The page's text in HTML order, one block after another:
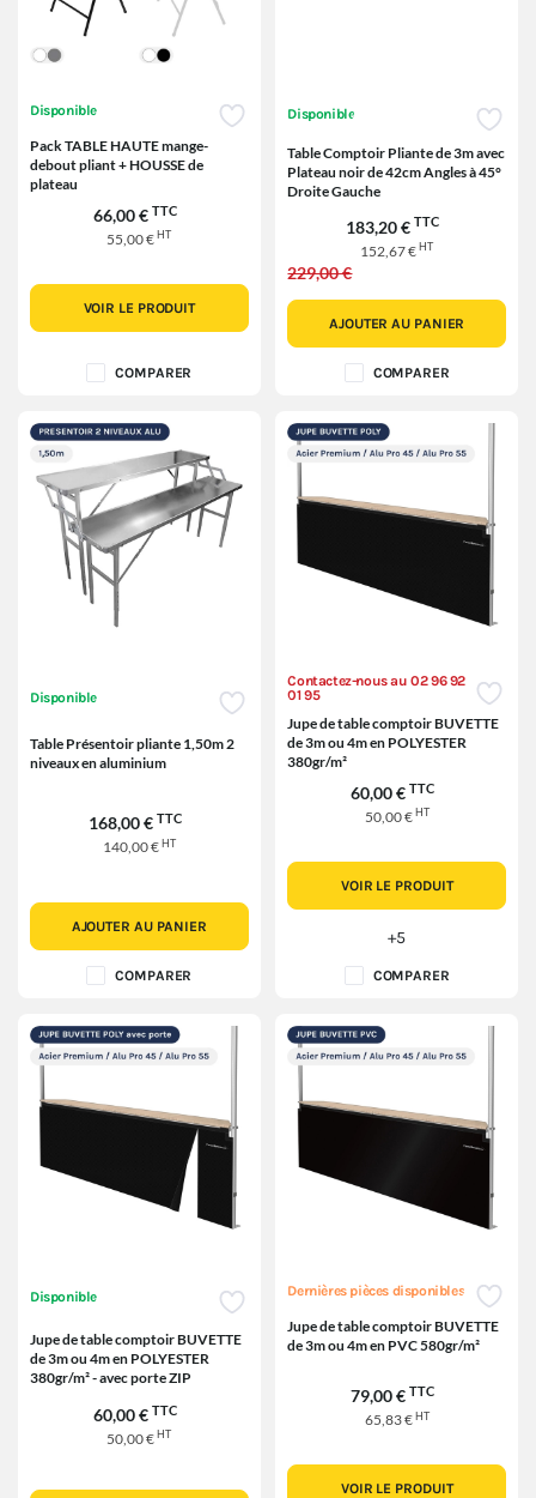
Disponible
Pack TABLE HAUTE mange-
debout pliant + HOUSSE de
plateau
66,00 € TTC
55,00 €HT
VOIR LE PRODUIT
COMPARER
Disponible
Table Comptoir Pliante de 3m avec
Plateau noir de 42cm Angles à 45°
Droite Gauche
183,20 € TTC
152,67 €HT
229,00 €
AJOUTER AU PANIER
COMPARER
Disponible
Table Présentoir pliante 1,50m 2
niveaux en aluminium
168,00 € TTC
140,00 €HT
AJOUTER AU PANIER
COMPARER
Contactez-nous au 02 96 92
01 95
Jupe de table comptoir BUVETTE
de 3m ou 4m en POLYESTER
380gr/m²
60,00 € TTC
50,00 € HT
VOIR LE PRODUIT
+5
COMPARER
Disponible
Jupe de table comptoir BUVETTE
de 3m ou 4m en POLYESTER
380gr/m² - avec porte ZIP
60,00 € TTC
50,00 €HT
Dernières pièces disponibles
Jupe de table comptoir BUVETTE
de 3m ou 4m en PVC 580gr/m²
79,00 € TTC
65,83 €HT
VOIR LE PRODUIT